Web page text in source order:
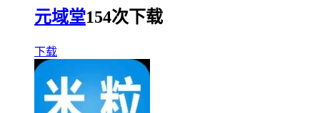
元域堂154次下载
下载